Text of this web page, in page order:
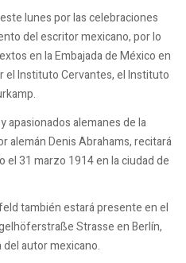
lunes por las celebraciones
del escritor mexicano, por lo
en la Embajada de México en
el Instituto Cervantes, el Instituto
apasionados alemanes de la
alemán Denis Abrahams, recitará
31 marzo 1914 en la ciudad de
también estará presente en el
Strasse en Berlín,
autor mexicano.